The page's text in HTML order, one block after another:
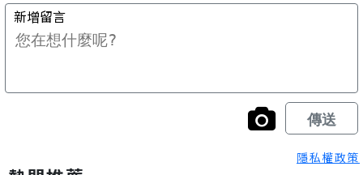
隱私權政策